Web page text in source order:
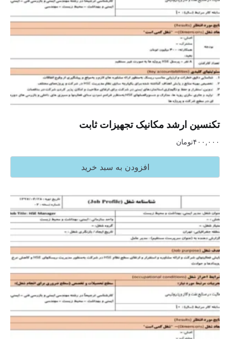
تکنسین ارشد مکانیک تجهیزات ثابت
۴۰۰,۰۰۰تومان
افزودن به سبد خرید